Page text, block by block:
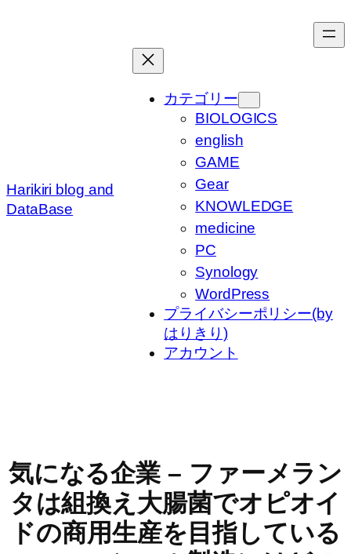
Harikiri blog and
DataBase
カテゴリー
BIOLOGICS
english
GAME
Gear
KNOWLEDGE
medicine
PC
Synology
WordPress
プライバシーポリシー(by
はりきり)
アカウント
気になる企業 – ファーメラン
タは組換え大腸菌でオピオイ
ドの商用生産を目指している